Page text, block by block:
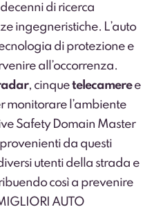
di ricerca
ingegneristiche. L’auto
di protezione e
all’occorrenza.
, cinquetelecameree
monitorare l’ambiente
Safety Domain Master
da questi
utenti della strada e
così a prevenire
AUTO